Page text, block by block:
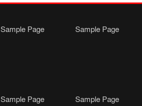
Sample Page Sample Page
Sample Page Sample Page